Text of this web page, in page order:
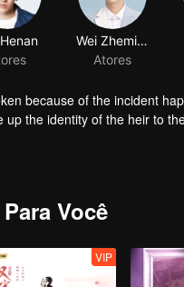
because of the incident
the identity of the heir to
returning from the robbery,
Você
VIP